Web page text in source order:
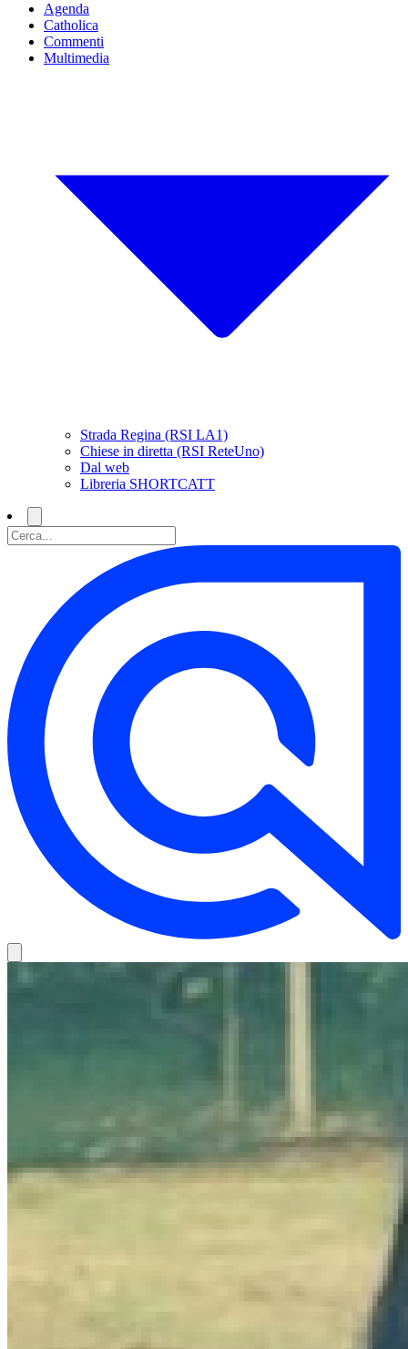
Agenda
Catholica
Commenti
Multimedia
Strada Regina (RSI LA1)
Chiese in diretta (RSI ReteUno)
Dal web
Libreria SHORTCATT